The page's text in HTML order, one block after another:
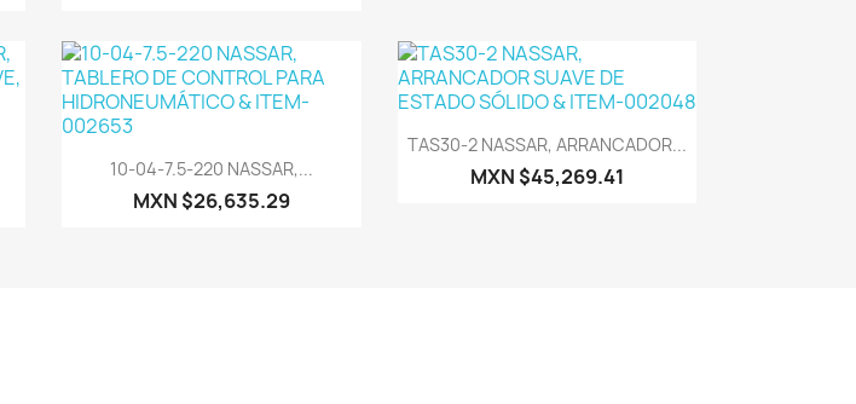
Vista rápida
10-04-7.5-220 NASSAR,...
MXN $26,635.29
Vista rápida
TAS30-2 NASSAR, ARRANCADOR...
MXN $45,269.41